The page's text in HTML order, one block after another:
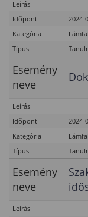
Leírás
Időpont
2024-
Kategória
Típus
Esemény
neve
Leírás
Időpont
2024-
Kategória
Típus
Esemény
neve
Leírás